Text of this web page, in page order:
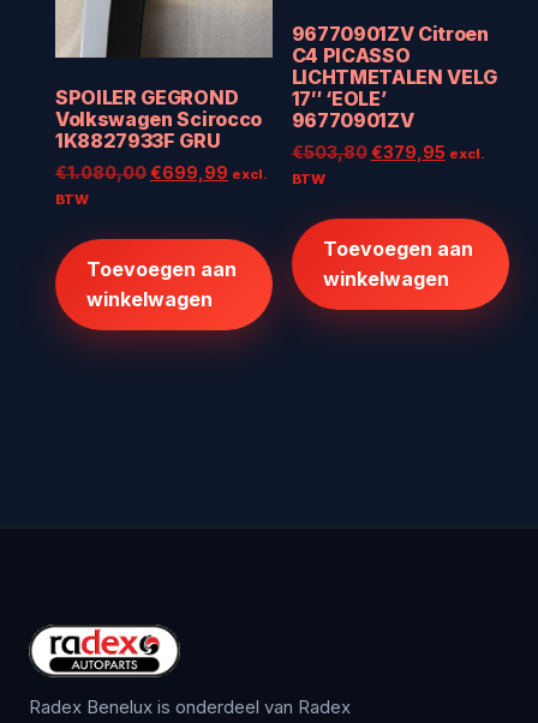
SPOILER GEGROND
Volkswagen Scirocco
1K8827933F GRU
€1.080,00Oorspronkelijke
€1.080,00.
€699,99 Huidige
€699,99.
excl.
BTW
Toevoegen aan
winkelwagen
96770901ZV Citroen
C4 PICASSO
LICHTMETALEN VELG
17″ ‘EOLE’
96770901ZV
€503,80 Oorspronkelijke
€379,95Huidige
€379,95.
excl.
BTW
Toevoegen aan
winkelwagen
Radex Benelux is onderdeel van Radex